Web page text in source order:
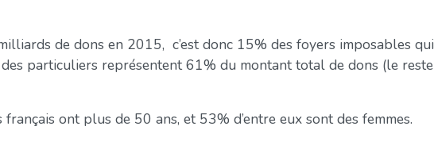
de dons en 2015, c’est donc 15% des foyers imposables qui
particuliers représentent 61% du montant total de dons (le reste
ont plus de 50 ans, et 53% d’entre eux sont des femmes.